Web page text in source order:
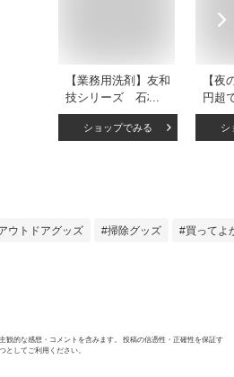
【業務用洗剤】友和
技シリーズ 石材外
壁クリーナー 4L (
4516825003400 )
ショップでみる
【
円超
象】
友シ
ウトドアグッズ 掃除グッズ 買ってよ
観的な感想・コメントを含みます。 投稿の信憑性・正確性を保証す
としてご利用ください。